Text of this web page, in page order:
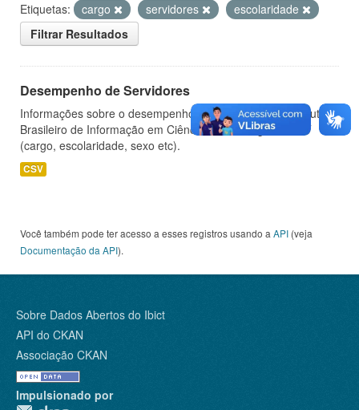
Etiquetas:
cargo servidores
escolaridade
Filtrar Resultados
Desempenho de Servidores
Informações sobre o desempenho de servidores do Instituto
Brasileiro de Informação em Ciência e Tecnologia - IBICT
(cargo, escolaridade, sexo etc).
CSV
Você também pode ter acesso a esses registros usando a API (veja
Documentação da API).
Sobre Dados Abertos do Ibict
API do CKAN
Associação CKAN
Impulsionado por